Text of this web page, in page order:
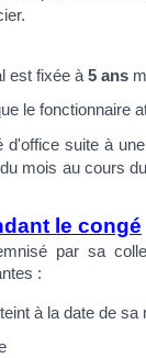
est fixée à 5 ans
le fonctionnaire
d'office suite à
mois au cours
le congé
par sa
:
à la date de sa